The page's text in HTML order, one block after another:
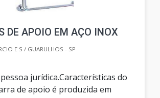
DE APOIO EM AÇO INOX
E S / GUARULHOS - SP
jurídica.Características do
de apoio é produzida em